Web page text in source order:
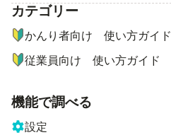
ナビゲーションメニュー
カテゴリー
かんり者向け 使い方ガイド
従業員向け 使い方ガイド
機能で調べる
設定